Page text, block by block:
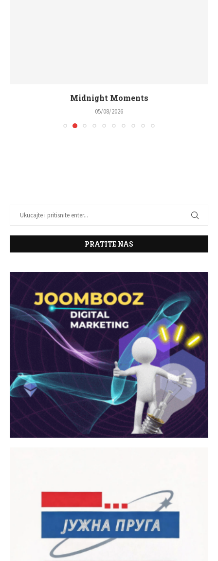
Midnight Moments
05/08/2026
PRATITE NAS